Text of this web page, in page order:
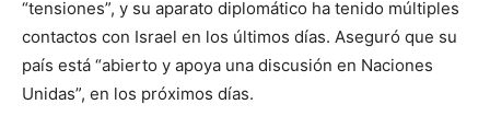
“tensiones”, y su aparato diplomático ha tenido múltiples
contactos con Israel en los últimos días. Aseguró que su
país está “abierto y apoya una discusión en Naciones
Unidas”, en los próximos días.